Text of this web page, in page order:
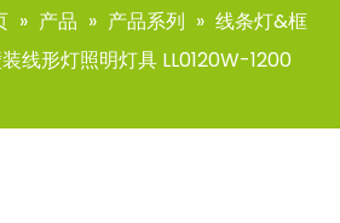
» 产品 » 产品系列 » 线条灯&框
线形灯照明灯具 LL0120W-1200